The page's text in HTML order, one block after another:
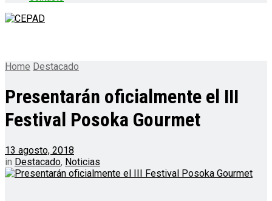
Home Destacado
Presentarán oficialmente el III
Festival Posoka Gourmet
13 agosto, 2018
in Destacado, Noticias